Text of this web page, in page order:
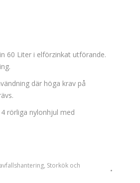
60 Liter i elförzinkat utförande.
där höga krav på
rörliga nylonhjul med
, Storkök och